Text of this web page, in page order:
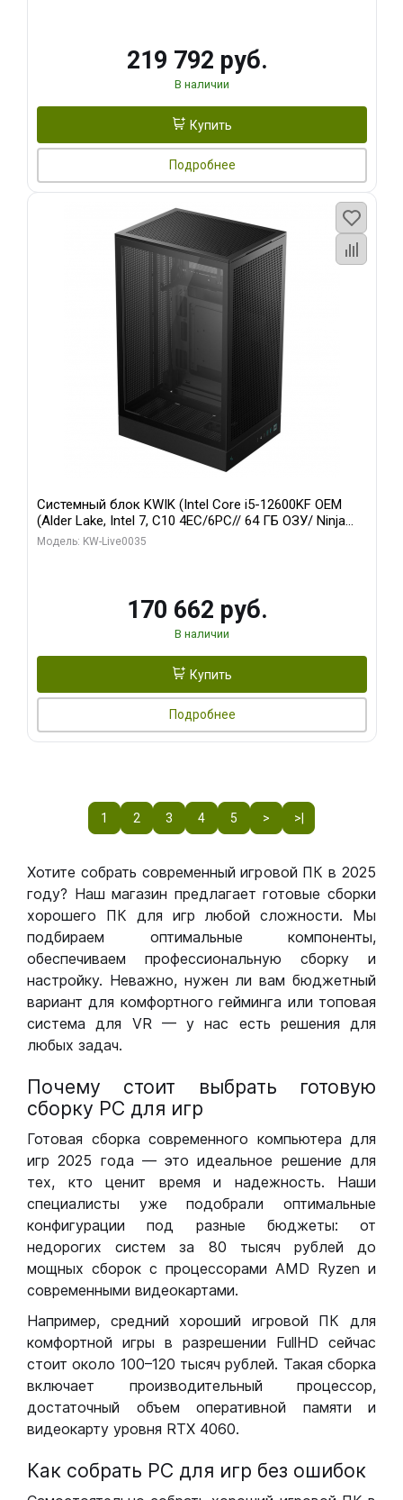
219 792 руб.
В наличии
Купить
Подробнее
Системный блок KWIK (Intel Core i5-12600KF OEM
(Alder Lake, Intel 7, C10 4EC/6PC// 64 ГБ ОЗУ/ Ninja
Sinotex GTX1650 4GB 128bit GDDR6 DVI DP HDMI 2/
Модель: KW-Live0035
170 662 руб.
В наличии
Купить
Подробнее
1 2 3 4 5 > >|
Хотите собрать современный игровой ПК в 2025
году? Наш магазин предлагает готовые сборки
хорошего ПК для игр любой сложности. Мы
подбираем оптимальные компоненты,
обеспечиваем профессиональную сборку и
настройку. Неважно, нужен ли вам бюджетный
вариант для комфортного гейминга или топовая
система для VR — у нас есть решения для
любых задач.
Почему стоит выбрать готовую
сборку РС для игр
Готовая сборка современного компьютера для
игр 2025 года — это идеальное решение для
тех, кто ценит время и надежность. Наши
специалисты уже подобрали оптимальные
конфигурации под разные бюджеты: от
недорогих систем за 80 тысяч рублей до
мощных сборок с процессорами AMD Ryzen и
современными видеокартами.
Например, средний хороший игровой ПК для
комфортной игры в разрешении FullHD сейчас
стоит около 100–120 тысяч рублей. Такая сборка
включает производительный процессор,
достаточный объем оперативной памяти и
видеокарту уровня RTX 4060.
Как собрать РС для игр без ошибок